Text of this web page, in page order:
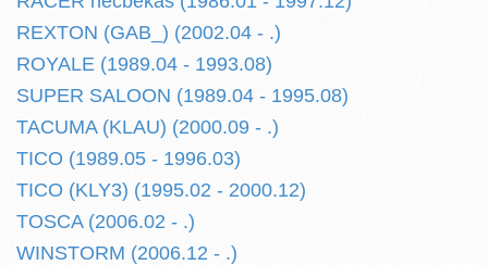
REXTON (GAB_) (2002.04 - .)
ROYALE (1989.04 - 1993.08)
SUPER SALOON (1989.04 - 1995.08)
TACUMA (KLAU) (2000.09 - .)
TICO (1989.05 - 1996.03)
TICO (KLY3) (1995.02 - 2000.12)
TOSCA (2006.02 - .)
WINSTORM (2006.12 - .)